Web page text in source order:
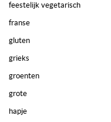
feestelijk vegetarisch
franse
gluten
grieks
groenten
grote
hapje